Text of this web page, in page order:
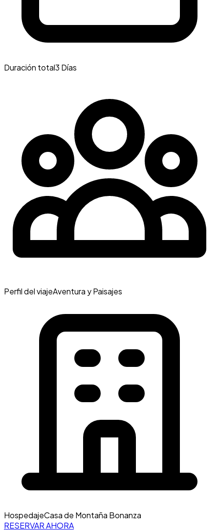
Duración total3 Días
Perfil del viajeAventura y Paisajes
HospedajeCasa de Montaña Bonanza
RESERVAR AHORA